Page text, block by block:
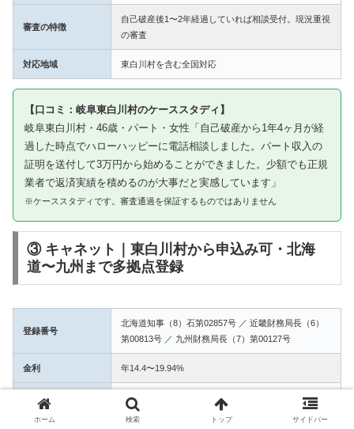
審査の特徴
自己破産後1〜2年経過していれば相談受付。現況重視
の審査
対応地域 東白川村を含む全国対応
【口コミ：岐阜東白川村のケーススタディ】
岐阜東白川村・46歳・パート・女性「自己破産から1年4ヶ月が経
過した時点でハローハッピーに電話相談しました。パート収入の
証明を送付して3万円から始めることができました。少額でも正規
業者で返済実績を積めるのが大事だと実感しています」
※ケーススタディです。審査通過を保証するものではありません
③ キャネット｜東白川村から申込み可・北海
道〜九州まで多拠点登録
登録番号
北海道知事（8）石第02857号 ／ 近畿財務局長（6）
第00813号 ／ 九州財務局長（7）第00127号
金利 年14.4〜19.94%
融資額 1万〜50万円
ホーム 検索 トップ サイドバー